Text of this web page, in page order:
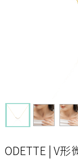
ODETTE | V形